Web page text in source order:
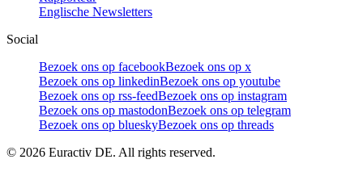
Englische Newsletters
Social
Bezoek ons op facebookBezoek ons op x
Bezoek ons op linkedinBezoek ons op youtube
Bezoek ons op rss-feedBezoek ons op instagram
Bezoek ons op mastodonBezoek ons op telegram
Bezoek ons op blueskyBezoek ons op threads
© 2026 Euractiv DE. All rights reserved.